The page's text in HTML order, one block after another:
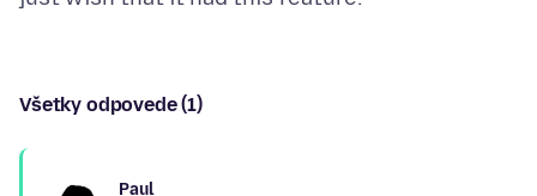
Všetky odpovede (1)
Paul